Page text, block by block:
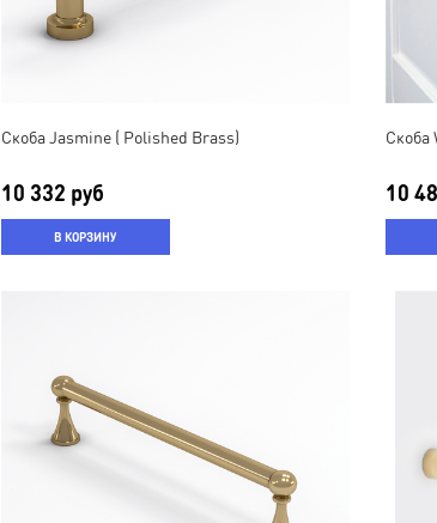
Скоба Jasmine ( Polished Brass)
10 332 руб
В КОРЗИНУ
Скоба
10